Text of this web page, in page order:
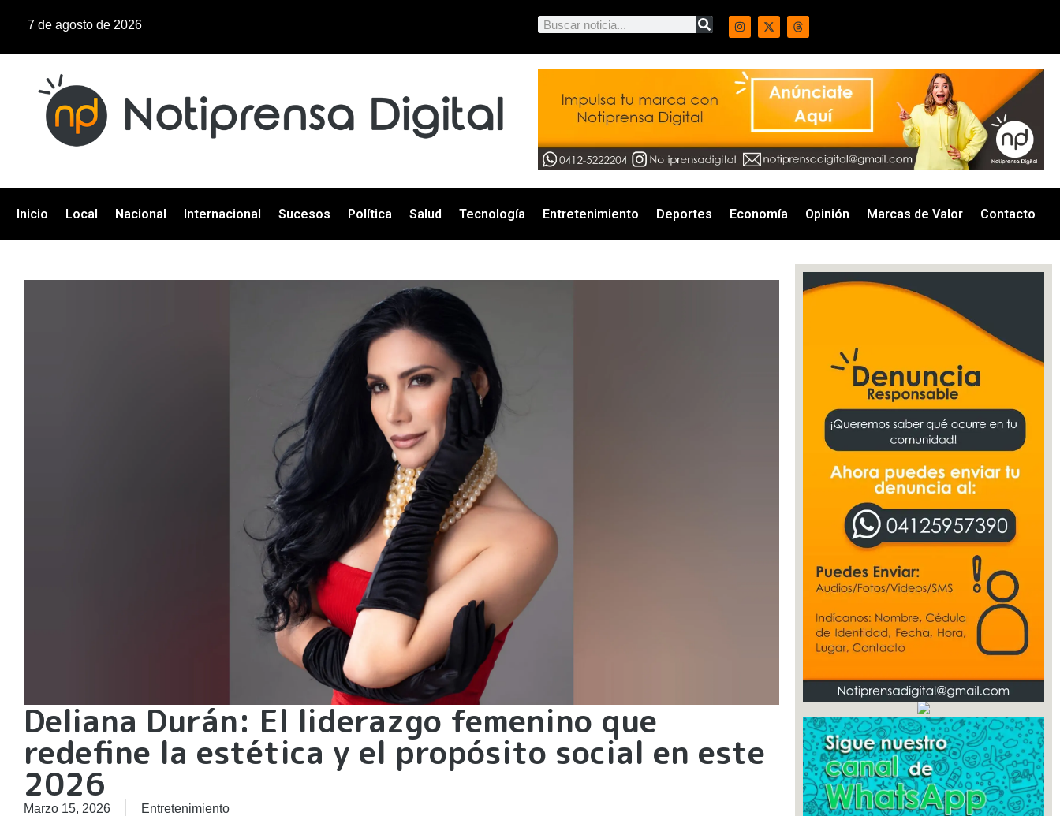
7 de agosto de 2026
Inicio Local Nacional Internacional Sucesos Política Salud Tecnología Entretenimiento Deportes Economía Opinión Marcas de Valor Contacto
Deliana Durán: El liderazgo femenino que
redefine la estética y el propósito social en este
2026
Marzo 15, 2026
Entretenimiento